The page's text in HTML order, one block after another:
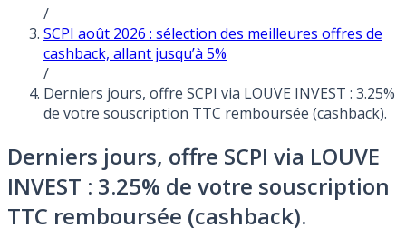
/
SCPI août 2026 : sélection des meilleures offres de
cashback, allant jusqu’à 5%
/
Derniers jours, offre SCPI via LOUVE INVEST : 3.25%
de votre souscription TTC remboursée (cashback).
Derniers jours, offre SCPI via LOUVE
INVEST : 3.25% de votre souscription
TTC remboursée (cashback).